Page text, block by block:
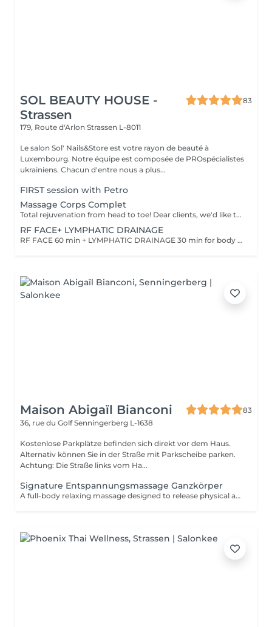
SOL BEAUTY HOUSE -
Strassen
83
179, Route d'Arlon Strassen L-8011
Le salon Sol' Nails&Store est votre rayon de beauté à
Luxembourg. Notre équipe est composée de PROspécialistes
ukrainiens. Chacun d'entre nous a plus...
FIRST session with Petro
Massage Corps Complet
Total rejuvenation from head to toe! Dear clients, we'd like to draw your attention to the fact that the actual massage time is indicated in parentheses next to the name of the massage. The duration list on the website includes time for room and client preparation. We strive to provide you with the highest quality and comfort. Thank you for your understanding. WHAT IS FULL BODY MASSAGE? It's a comprehensive massage that targets all major muscle groups, relieving stress, tension, and fatigue throughout the entire body. Using a combination of techniques, this treatment boosts circulation, relaxes the nervous system, and restores your natural energy balance. Ideal for those needing a full reset for both body and mind.
RF FACE+ LYMPHATIC DRAINAGE
RF FACE 60 min + LYMPHATIC DRAINAGE 30 min for body Your face lifts. Your body drains. Two systems working together to provide the full experience.
Maison Abigaïl Bianconi
83
36, rue du GolfSenningerberg L-1638
Kostenlose Parkplätze befinden sich direkt vor dem Haus.
Alternativ können Sie in der Straße mit Parkscheibe parken.
Achtung: Die Straße links vom Ha...
Signature Entspannungsmassage Ganzkörper
A full-body relaxing massage designed to release physical and mental tension. The technique is adapted to your body and your needs on the day, offering deep and lasting relaxation. This treatment can be combined with a targeted massage (neck & scalp or feet) for a more personalized experience.